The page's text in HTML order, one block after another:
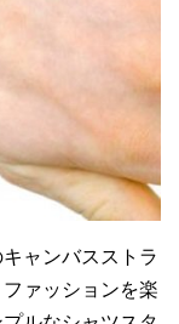
ャンバスストラ
ァッションを楽